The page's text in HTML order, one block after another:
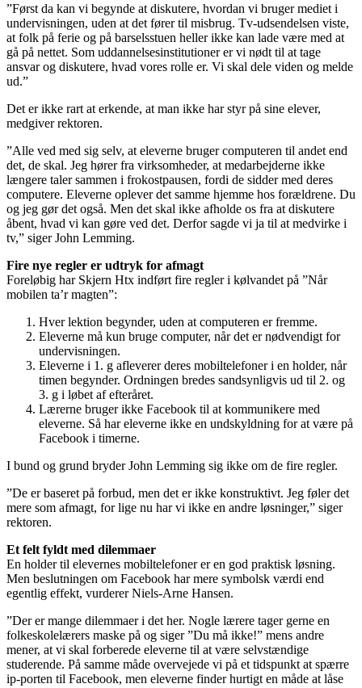
”Først da kan vi begynde at diskutere, hvordan vi bruger mediet i
undervisningen, uden at det fører til misbrug. Tv-udsendelsen viste,
at folk på ferie og på barselsstuen heller ikke kan lade være med at
gå på nettet. Som uddannelsesinstitutioner er vi nødt til at tage
ansvar og diskutere, hvad vores rolle er. Vi skal dele viden og melde
ud.”
Det er ikke rart at erkende, at man ikke har styr på sine elever,
medgiver rektoren.
”Alle ved med sig selv, at eleverne bruger computeren til andet end
det, de skal. Jeg hører fra virksomheder, at medarbejderne ikke
længere taler sammen i frokostpausen, fordi de sidder med deres
computere. Eleverne oplever det samme hjemme hos forældrene. Du
og jeg gør det også. Men det skal ikke afholde os fra at diskutere
åbent, hvad vi kan gøre ved det. Derfor sagde vi ja til at medvirke i
tv,” siger John Lemming.
Fire nye regler er udtryk for afmagt
Foreløbig har Skjern Htx indført fire regler i kølvandet på ”Når
mobilen ta’r magten”:
Hver lektion begynder, uden at computeren er fremme.
Eleverne må kun bruge computer, når det er nødvendigt for
undervisningen.
Eleverne i 1. g afleverer deres mobiltelefoner i en holder, når
timen begynder. Ordningen bredes sandsynligvis ud til 2. og
3. g i løbet af efteråret.
Lærerne bruger ikke Facebook til at kommunikere med
eleverne. Så har eleverne ikke en undskyldning for at være på
Facebook i timerne.
I bund og grund bryder John Lemming sig ikke om de fire regler.
”De er baseret på forbud, men det er ikke konstruktivt. Jeg føler det
mere som afmagt, for lige nu har vi ikke en andre løsninger,” siger
rektoren.
Et felt fyldt med dilemmaer
En holder til elevernes mobiltelefoner er en god praktisk løsning.
Men beslutningen om Facebook har mere symbolsk værdi end
egentlig effekt, vurderer Niels-Arne Hansen.
”Der er mange dilemmaer i det her. Nogle lærere tager gerne en
folkeskolelærers maske på og siger ”Du må ikke!” mens andre
mener, at vi skal forberede eleverne til at være selvstændige
studerende. På samme måde overvejede vi på et tidspunkt at spærre
ip-porten til Facebook, men eleverne finder hurtigt en måde at låse